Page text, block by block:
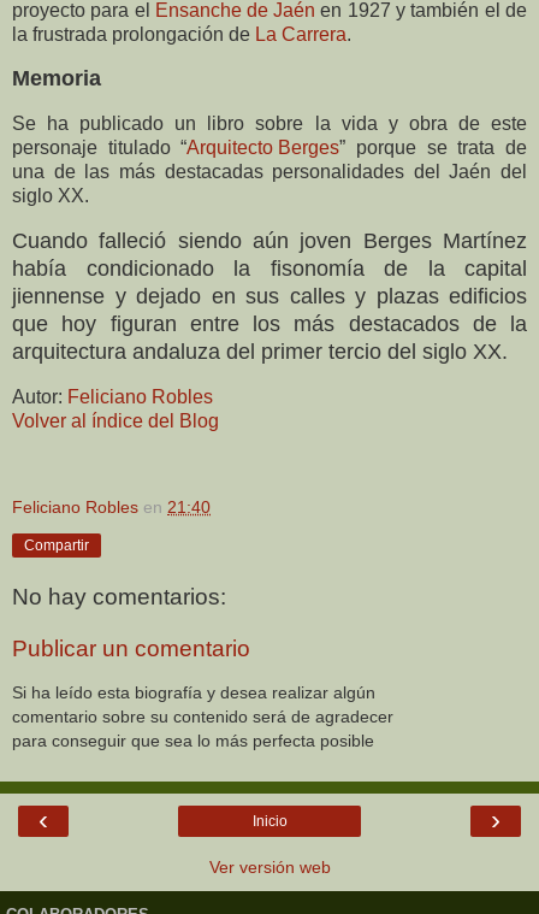
proyecto para el Ensanche de Jaén en 1927 y también el de
la frustrada prolongación de La Carrera.
Memoria
Se ha publicado un libro sobre la vida y obra de este
personaje titulado “Arquitecto Berges” porque se trata de
una de las más destacadas personalidades del Jaén del
siglo XX.
Cuando falleció siendo aún joven Berges Martínez
había condicionado la fisonomía de la capital
jiennense y dejado en sus calles y plazas edificios
que hoy figuran entre los más destacados de la
arquitectura andaluza del primer tercio del siglo XX.
Autor: Feliciano Robles
Volver al índice del Blog
Feliciano Robles en 21:40
Compartir
No hay comentarios:
Publicar un comentario
Si ha leído esta biografía y desea realizar algún
comentario sobre su contenido será de agradecer
para conseguir que sea lo más perfecta posible
‹ ›
Inicio
Ver versión web